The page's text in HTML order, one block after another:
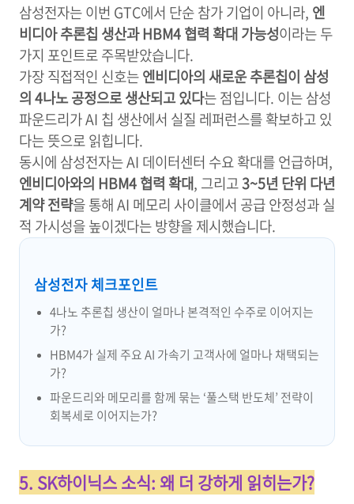
삼성전자는 이번 GTC에서 단순 참가 기업이 아니라, 엔
비디아 추론칩 생산과 HBM4 협력 확대 가능성이라는 두
가지 포인트로 주목받았습니다.
가장 직접적인 신호는엔비디아의 새로운 추론칩이 삼성
의 4나노 공정으로 생산되고 있다는 점입니다. 이는 삼성
파운드리가 AI 칩 생산에서 실질 레퍼런스를 확보하고 있
다는 뜻으로 읽힙니다.
동시에 삼성전자는 AI 데이터센터 수요 확대를 언급하며,
엔비디아와의 HBM4 협력 확대, 그리고3~5년 단위 다년
계약 전략을 통해 AI 메모리 사이클에서 공급 안정성과 실
적 가시성을 높이겠다는 방향을 제시했습니다.
삼성전자 체크포인트
4나노 추론칩 생산이 얼마나 본격적인 수주로 이어지는
가?
HBM4가 실제 주요 AI 가속기 고객사에 얼마나 채택되는
가?
파운드리와 메모리를 함께 묶는 ‘풀스택 반도체’ 전략이
회복세로 이어지는가?
5. SK하이닉스 소식: 왜 더 강하게 읽히는가?